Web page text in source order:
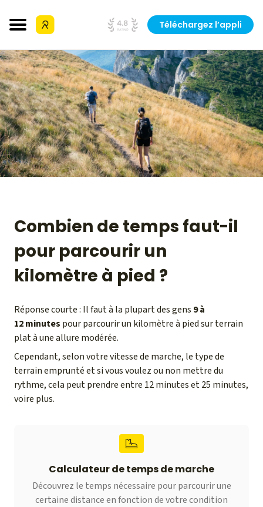
Téléchargez l’appli
Combien de temps faut-il
pour parcourir un
kilomètre à pied ?
Réponse courte : Il faut à la plupart des gens 9 à
12 minutes pour parcourir un kilomètre à pied sur terrain
plat à une allure modérée.
Cependant, selon votre vitesse de marche, le type de
terrain emprunté et si vous voulez ou non mettre du
rythme, cela peut prendre entre 12 minutes et 25 minutes,
voire plus.
Calculateur de temps de marche
Découvrez le temps nécessaire pour parcourir une
certaine distance en fonction de votre condition